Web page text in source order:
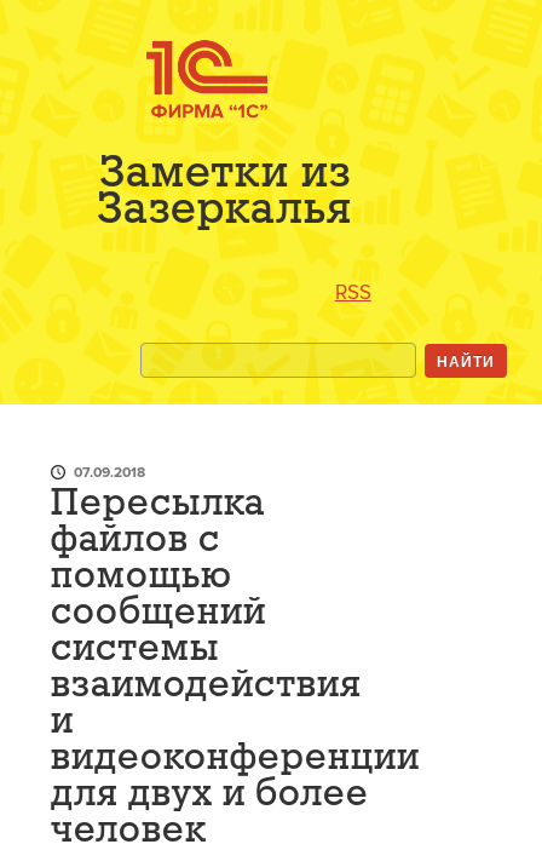
Заметки из
Зазеркалья
RSS
07.09.2018
Пересылка
файлов с
помощью
сообщений
системы
взаимодействия
и
видеоконференции
для двух и более
человек